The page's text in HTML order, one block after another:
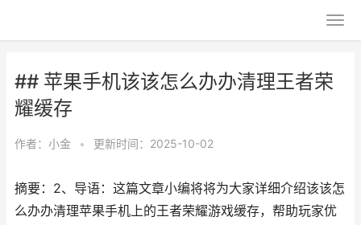
## 苹果手机该该怎么办办清理王者荣
耀缓存
作者： 小金 • 更新时间：2025-10-02
摘要：2、导语：这篇文章小编将将为大家详细介绍该该怎
么办办清理苹果手机上的王者荣耀游戏缓存，帮助玩家优